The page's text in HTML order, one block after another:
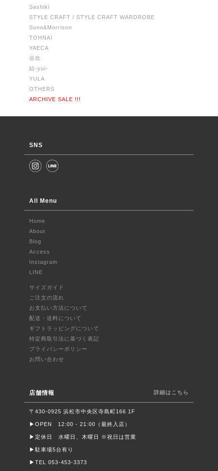
Sashiki
STYLE CRAFT / STYLE CRAFT WARDROBE
Suno&Morrison
TOHNAI
YAECA
谷吹
結-yui-
YULA
OTHERS
ARCHIVE SALE !!!
SNS
All Menu
Home
About
Blog
Access
Instagram
LINE
サイズガイド
ご注文の流れ
お支払い方法について
配送・送料について
ギフトラッピングについて
特定商取引法に基づく表記
プライバシーポリシー
お問い合わせ
店舗情報 詳細はこちら
〒430-0925 浜松市中央区寺島町166 1F
▶︎OPEN 12:00 - 21:00（最終入店）
▶︎定休日 水曜日、木曜日 ※祝日は営業
▶︎駐車場5台有り
▶︎TEL 053-453-3373